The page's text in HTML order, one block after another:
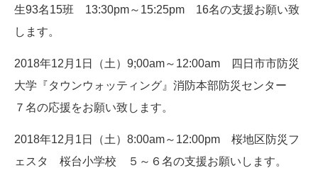
生93名15班 13:30pm～15:25pm 16名の支援お願い致
します。
2018年12月1日（土）9;00am～12:00am 四日市市防災
大学『タウンウォッティング』消防本部防災センター
７名の応援をお願い致します。
2018年12月1日（土）8:00am～12:00pm 桜地区防災フ
ェスタ 桜台小学校 ５～６名の支援お願いします。